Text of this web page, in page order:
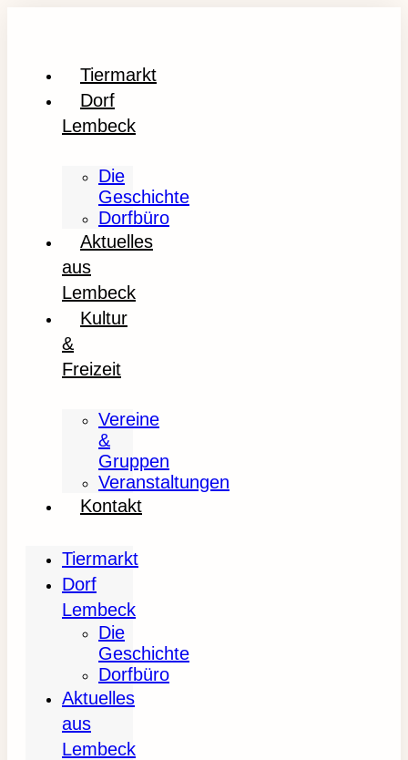
Tiermarkt
Dorf
Lembeck
Die
Geschichte
Dorfbüro
Aktuelles
aus
Lembeck
Kultur
&
Freizeit
Vereine
&
Gruppen
Veranstaltungen
Kontakt
Tiermarkt
Dorf
Lembeck
Die
Geschichte
Dorfbüro
Aktuelles
aus
Lembeck